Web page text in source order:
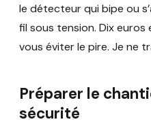
le détecteur qui bipe ou
fil sous tension. Dix euros
vous éviter le pire. Je ne
Préparer le
sécurité